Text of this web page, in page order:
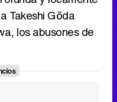
Takeshi Gōda
los abusones de